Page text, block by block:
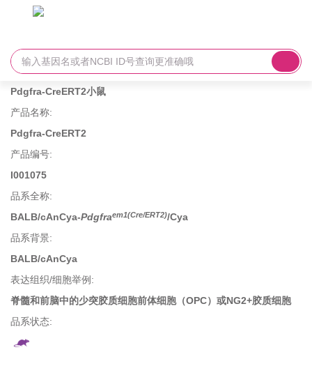
Pdgfra-CreERT2小鼠
产品名称:
Pdgfra-CreERT2
产品编号:
I001075
品系全称:
BALB/cAnCya-Pdgfraem1(Cre/ERT2)/Cya
品系背景:
BALB/cAnCya
表达组织/细胞举例 :
脊髓和前脑中的少突胶质细胞前体细胞（OPC）或NG2+胶质细胞
品系状态: